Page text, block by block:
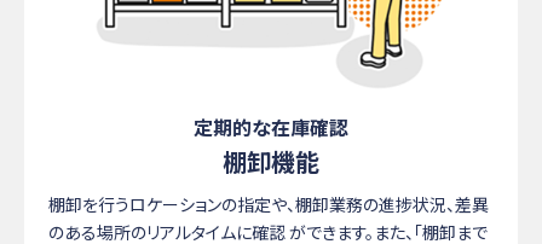
定期的な在庫確認
棚卸機能
棚卸を行うロケーションの指定や、棚卸業務の進捗状況、差異
のある場所のリアルタイムに確認 ができます。また、「棚卸まで